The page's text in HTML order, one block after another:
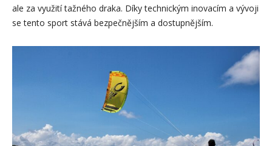
ale za využití tažného draka. Díky technickým inovacím a vývoji
se tento sport stává bezpečnějším a dostupnějším.